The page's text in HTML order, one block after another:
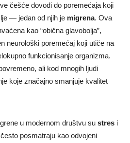
češće dovodi do poremećaja koji
— jedan od njih je migrena. Ova
kao “obična glavobolja”,
neurološki poremećaj koji utiče na
funkcionisanje organizma.
ali kod mnogih ljudi
koje značajno smanjuje kvalitet
u modernom društvu su stres i
posmatraju kao odvojeni